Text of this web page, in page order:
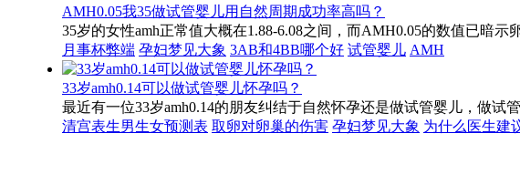
AMH0.05我35做试管婴儿用自然周期成功率高吗？
35岁的女性amh正常值大概在1.88-6.08之间，而AMH0.05的数值已暗
月事杯弊端 孕妇梦见大象 3AB和4BB哪个好 试管婴儿 AMH
33岁amh0.14可以做试管婴儿怀孕吗？
最近有一位33岁amh0.14的朋友纠结于自然怀孕还是做试管婴儿，做
清宫表生男生女预测表 取卵对卵巢的伤害 孕妇梦见大象 为什么医生建